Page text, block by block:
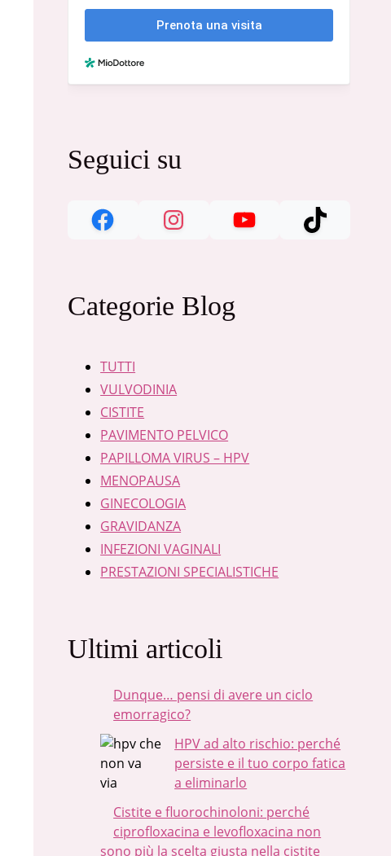
Seguici su
Categorie Blog
TUTTI
VULVODINIA
CISTITE
PAVIMENTO PELVICO
PAPILLOMA VIRUS – HPV
MENOPAUSA
GINECOLOGIA
GRAVIDANZA
INFEZIONI VAGINALI
PRESTAZIONI SPECIALISTICHE
Ultimi articoli
Dunque… pensi di avere un ciclo
emorragico?
HPV ad alto rischio: perché
persiste e il tuo corpo fatica
a eliminarlo
Cistite e fluorochinoloni: perché
ciprofloxacina e levofloxacina non
sono più la scelta giusta nella cistite